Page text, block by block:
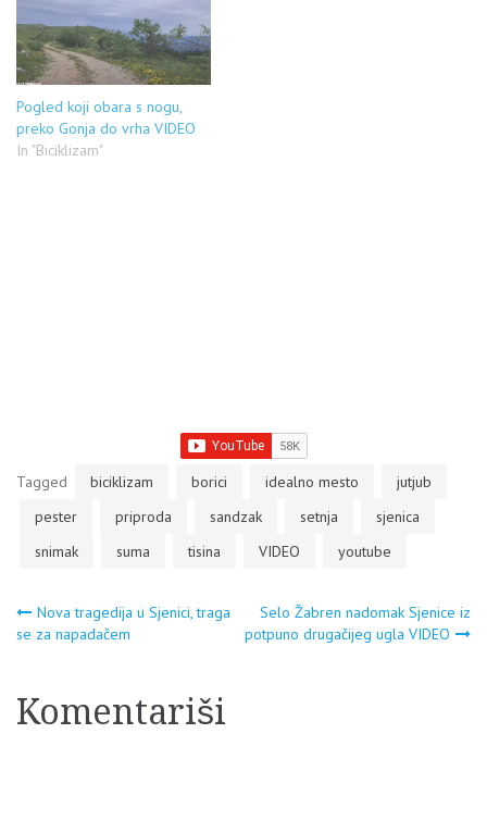
Pogled koji obara s nogu,
preko Gonja do vrha VIDEO
In "Biciklizam"
Tagged biciklizam borici idealno mesto
jutjub
pester
priproda sandzak setnja
sjenica
snimak
suma tisina VIDEO youtube
Navigacija
Nova tragedija u Sjenici, traga
se za napadačem
Selo Žabren nadomak Sjenice iz
potpuno drugačijeg ugla VIDEO
Komentariši